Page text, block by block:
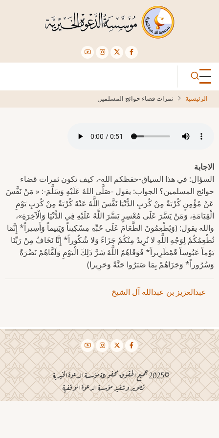
الرئيسية ثمرات قضاء حوائج المسلمين
الاجابة
السؤال: في هذا السياق-حفظكم الله-، كيف تكون ثمرات قضاء
حوائج المسلمين؟ الجواب: يقول -صَلَّى اللهُ عَلَيْهِ وَسَلَّمَ-: « مَنْ نَفَّسَ
عَنْ مُؤْمِنٍ كُرْبَةً مِنْ كُرَبِ الدُّنْيَا نَفَّسَ اللَّهُ عَنْهُ كُرْبَةً مِنْ كُرَبِ يَوْمِ
الْقِيَامَةِ، وَمَنْ يَسَّرَ عَلَى مُعْسِرٍ يَسَّرَ اللَّهُ عَلَيْهِ فِي الدُّنْيَا وَالْآخِرَةِ»،
والله يقول: (وَيُطْعِمُونَ الطَّعَامَ عَلَى حُبِّهِ مِسْكِيناً وَيَتِيماً وَأَسِيراً* إِنَّمَا
نُطْعِمُكُمْ لِوَجْهِ اللَّهِ لا نُرِيدُ مِنْكُمْ جَزَاءً وَلا شُكُوراً* إِنَّا نَخَافُ مِنْ رَبِّنَا
يَوْماً عَبُوساً قَمْطَرِيراً* فَوَقَاهُمْ اللَّهُ شَرَّ ذَلِكَ الْيَوْمِ وَلَقَّاهُمْ نَضْرَةً
وَسُرُوراً* وَجَزَاهُمْ بِمَا صَبَرُوا جَنَّةً وَحَرِيرا)
عبدالعزيز بن عبدالله آل الشيخ
©2025 جميع الحقوق محفوظة مؤسسة الدعوة الخيرية
تطوير وتنفيذ مؤسسة الدعوة الوقفية